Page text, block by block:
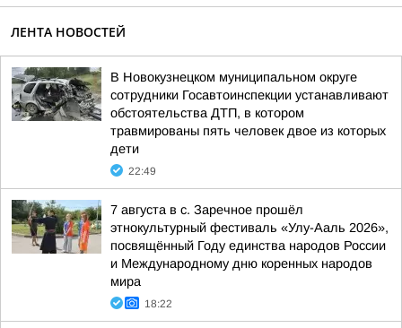
ЛЕНТА НОВОСТЕЙ
В Новокузнецком муниципальном округе
сотрудники Госавтоинспекции устанавливают
обстоятельства ДТП, в котором
травмированы пять человек двое из которых
дети
22:49
7 августа в с. Заречное прошёл
этнокультурный фестиваль «Улу-Ааль 2026»,
посвящённый Году единства народов России
и Международному дню коренных народов
мира
18:22